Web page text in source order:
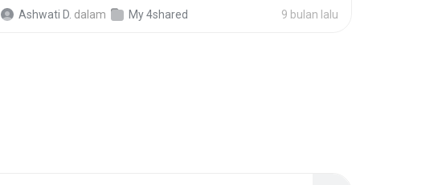
Ashwati D. dalam My 4shared 9 bulan lalu